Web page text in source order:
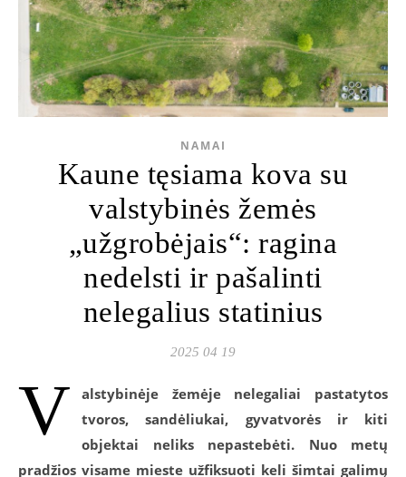
NAMAI
Kaune tęsiama kova su
valstybinės žemės
„užgrobėjais“: ragina
nedelsti ir pašalinti
nelegalius statinius
2025 04 19
V
alstybinėje žemėje nelegaliai pastatytos
tvoros, sandėliukai, gyvatvorės ir kiti
objektai neliks nepastebėti. Nuo metų
pradžios visame mieste užfiksuoti keli šimtai galimų